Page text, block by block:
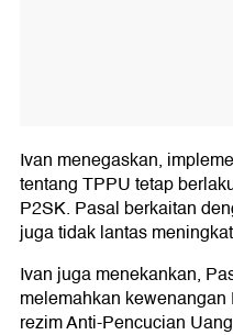
Ivan menegaskan,
tentang TPPU tetap
P2SK. Pasal berkaitan
juga tidak lantas
Ivan juga menekankan,
melemahkan
rezim Anti-Pencucian